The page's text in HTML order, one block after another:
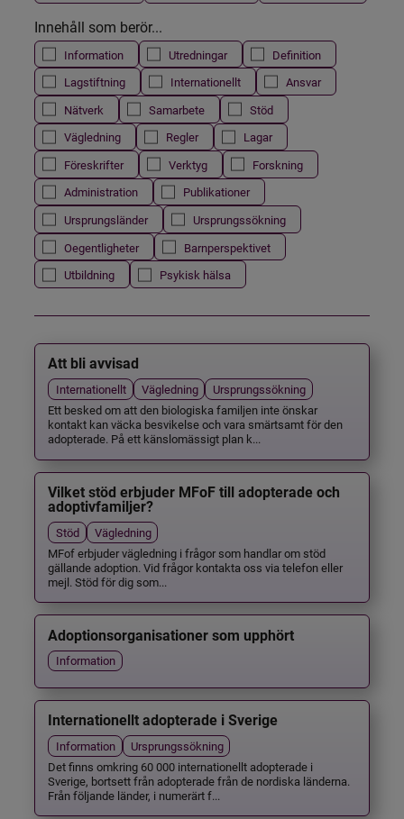
Innehåll som berör...
Information Utredningar
Definition
Lagstiftning
Internationellt
Ansvar
Nätverk
Samarbete
Stöd
Vägledning
Regler
Lagar
Föreskrifter
Verktyg
Forskning
Administration
Publikationer
Ursprungsländer
Ursprungssökning
Oegentligheter
Barnperspektivet
Utbildning
Psykisk hälsa
Att bli avvisad
Internationellt Vägledning
Ursprungssökning
Ett besked om att den biologiska familjen inte önskar
kontakt kan väcka besvikelse och vara smärtsamt för den
adopterade. På ett känslomässigt plan k...
Vilket stöd erbjuder MFoF till adopterade och
adoptivfamiljer?
Stöd
Vägledning
MFof erbjuder vägledning i frågor som handlar om stöd
gällande adoption. Vid frågor kontakta oss via telefon eller
mejl. Stöd för dig som...
Adoptionsorganisationer som upphört
Information
Internationellt adopterade i Sverige
Information
Ursprungssökning
Det finns omkring 60 000 internationellt adopterade i
Sverige, bortsett från adopterade från de nordiska länderna.
Från följande länder, i numerärt f...